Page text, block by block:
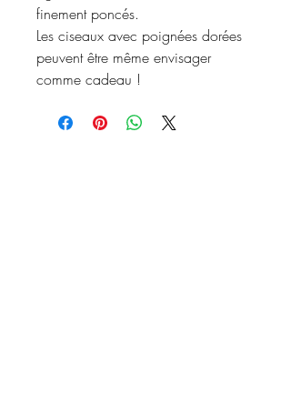
finement poncés.
Les ciseaux avec poignées dorées
peuvent être même envisager
comme cadeau !